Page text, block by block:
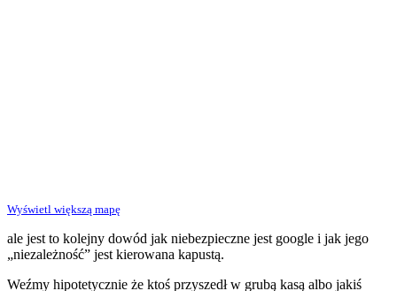
Wyświetl większą mapę
ale jest to kolejny dowód jak niebezpieczne jest google i jak jego
„niezależność” jest kierowana kapustą.
Weźmy hipotetycznie że ktoś przyszedł w grubą kasą albo jakiś